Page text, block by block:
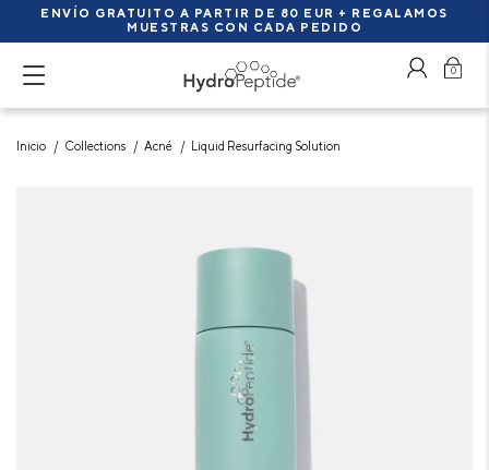
ENVÍO GRATUITO A PARTIR DE 80 EUR + REGALAMOS
MUESTRAS CON CADA PEDIDO
0
Inicio Collections Acné Liquid Resurfacing Solution